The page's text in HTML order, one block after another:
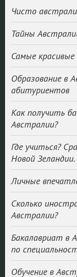
Чисто
Тайны
Самые
Образование в
абитуриентов
Как получить
Австралии?
Где учиться?
Новой Зеландии.
Личные
Сколько
Австралии?
Бакалавриат в
по
Обучение в